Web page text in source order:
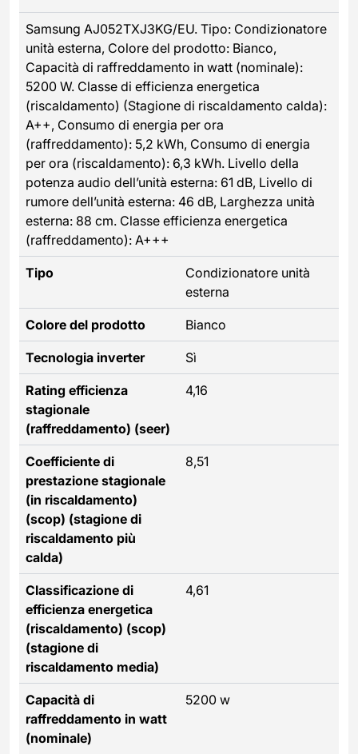
Samsung AJ052TXJ3KG/EU. Tipo: Condizionatore
unità esterna, Colore del prodotto: Bianco,
Capacità di raffreddamento in watt (nominale):
5200 W. Classe di efficienza energetica
(riscaldamento) (Stagione di riscaldamento calda):
A++, Consumo di energia per ora
(raffreddamento): 5,2 kWh, Consumo di energia
per ora (riscaldamento): 6,3 kWh. Livello della
potenza audio dell’unità esterna: 61 dB, Livello di
rumore dell’unità esterna: 46 dB, Larghezza unità
esterna: 88 cm. Classe efficienza energetica
(raffreddamento): A+++
Tipo
Condizionatore unità
esterna
Colore del prodotto Bianco
Tecnologia inverter Sì
Rating efficienza
stagionale
(raffreddamento) (seer)
4,16
Coefficiente di
prestazione stagionale
(in riscaldamento)
(scop) (stagione di
riscaldamento più
calda)
8,51
Classificazione di
efficienza energetica
(riscaldamento) (scop)
(stagione di
riscaldamento media)
4,61
Capacità di
raffreddamento in watt
(nominale)
5200 w